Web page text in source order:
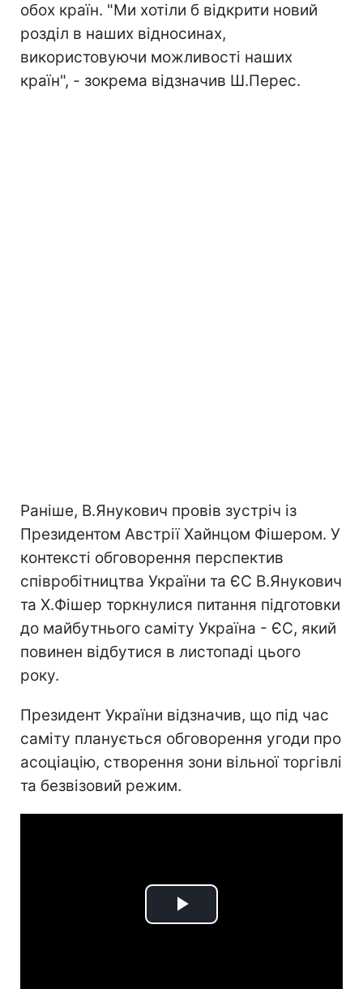
обох країн. "Ми хотіли б відкрити новий
розділ в наших відносинах,
використовуючи можливості наших
країн", - зокрема відзначив Ш.Перес.
Раніше, В.Янукович провів зустріч із
Президентом Австрії Хайнцом Фішером. У
контексті обговорення перспектив
співробітництва України та ЄС В.Янукович
та Х.Фішер торкнулися питання підготовки
до майбутнього саміту Україна - ЄС, який
повинен відбутися в листопаді цього
року.
Президент України відзначив, що під час
саміту планується обговорення угоди про
асоціацію, створення зони вільної торгівлі
та безвізовий режим.
Play